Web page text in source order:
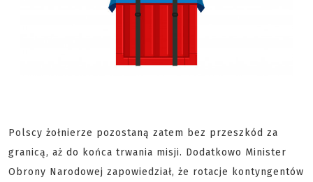
Polscy żołnierze pozostaną zatem bez przeszkód za
granicą, aż do końca trwania misji. Dodatkowo Minister
Obrony Narodowej zapowiedział, że rotacje kontyngentów